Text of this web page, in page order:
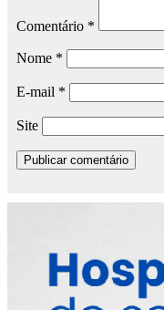
Comentário *
Nome *
E-mail *
Site